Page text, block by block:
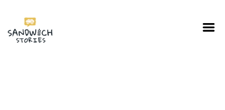
I'm looking for
Show me the